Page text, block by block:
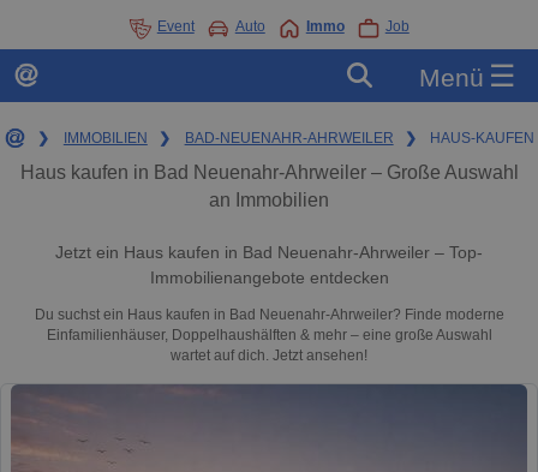
Event Auto Immo Job
Menü ☰
❯ IMMOBILIEN ❯ BAD-NEUENAHR-AHRWEILER ❯ HAUS-KAUFEN
Haus kaufen in Bad Neuenahr-Ahrweiler – Große Auswahl
an Immobilien
Jetzt ein Haus kaufen in Bad Neuenahr-Ahrweiler – Top-
Immobilienangebote entdecken
Du suchst ein Haus kaufen in Bad Neuenahr-Ahrweiler? Finde moderne
Einfamilienhäuser, Doppelhaushälften & mehr – eine große Auswahl
wartet auf dich. Jetzt ansehen!